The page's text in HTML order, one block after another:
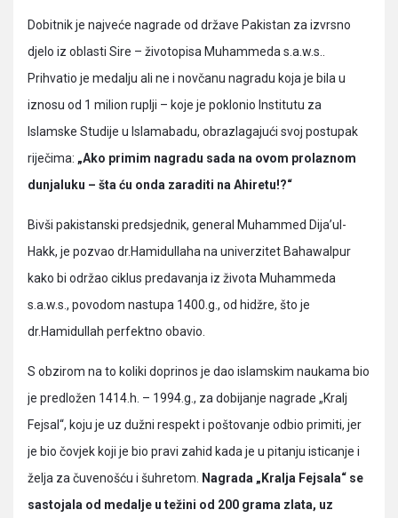
Dobitnik je najveće nagrade od države Pakistan za izvrsno
djelo iz oblasti Sire – životopisa Muhammeda s.a.w.s..
Prihvatio je medalju ali ne i novčanu nagradu koja je bila u
iznosu od 1 milion ruplji – koje je poklonio Institutu za
Islamske Studije u Islamabadu, obrazlagajući svoj postupak
riječima: „Ako primim nagradu sada na ovom prolaznom
dunjaluku – šta ću onda zaraditi na Ahiretu!?“
Bivši pakistanski predsjednik, general Muhammed Dija’ul-
Hakk, je pozvao dr.Hamidullaha na univerzitet Bahawalpur
kako bi održao ciklus predavanja iz života Muhammeda
s.a.w.s., povodom nastupa 1400.g., od hidžre, što je
dr.Hamidullah perfektno obavio.
S obzirom na to koliki doprinos je dao islamskim naukama bio
je predložen 1414.h. – 1994.g., za dobijanje nagrade „Kralj
Fejsal“, koju je uz dužni respekt i poštovanje odbio primiti, jer
je bio čovjek koji je bio pravi zahid kada je u pitanju isticanje i
želja za čuvenošću i šuhretom.
Nagrada „Kralja Fejsala“ se
sastojala od medalje u težini od 200 grama zlata, uz